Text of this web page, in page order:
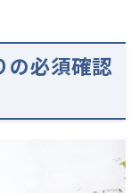
の必須確認